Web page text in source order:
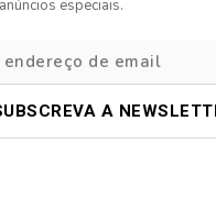
E-
navegador para a próxima
especiais.